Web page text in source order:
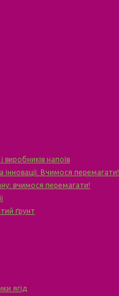
напоїв
інновації. Вчимося перемагати!
вчимося перемагати!
ґрунт
ягід